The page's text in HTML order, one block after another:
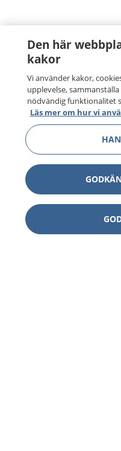
Den här
kakor
Vi använder kakor,
upplevelse,
nödvändig funktionalitet
Läs mer om hur vi